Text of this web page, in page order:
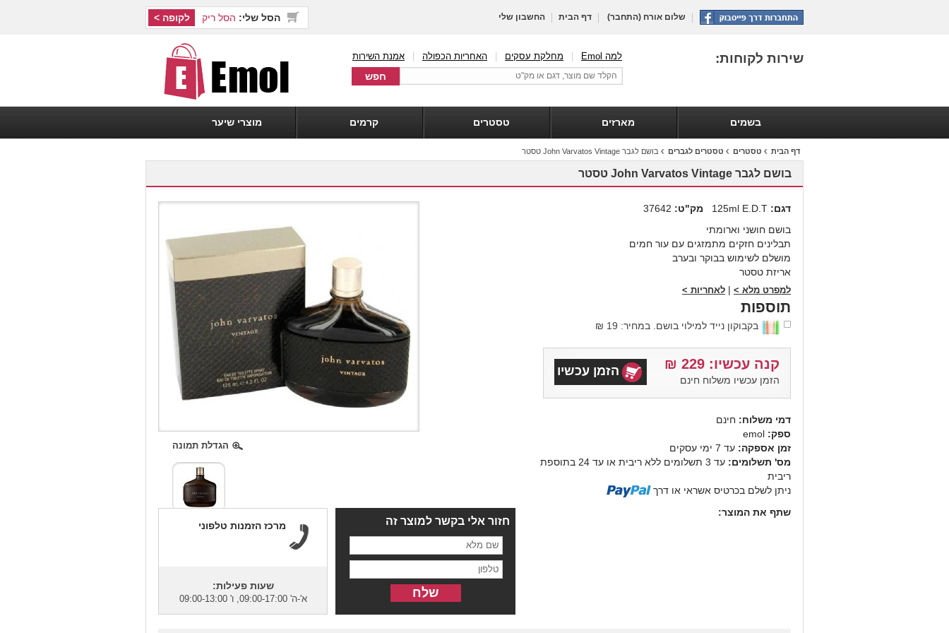
שלום אורח (התחבר) דף הבית החשבון שלי הסל שלי: הסל ריק לקופה >
שירות לקוחות: למה Emol מחלקת עסקים האחריות הכפולה אמנת השירות
מוצרי שיער קרמים טסטרים מארזים בשמים
דף הבית טסטרים טסטרים לגברים בושם לגבר John Varvatos Vintage טסטר
בושם לגבר John Varvatos Vintage טסטר
הגדלת תמונה
מרכז הזמנות טלפוני
שעות פעילות:
א'-ה' 09:00-17:00, ו' 09:00-13:00
חזור אלי בקשר למוצר זה
דגם: 125ml E.D.T מק"ט: 37642
בושם חושני וארומתי
תבלינים חזקים מתמזגים עם עור חמים
מושלם לשימוש בבוקר ובערב
אריזת טסטר
למפרט מלא > | לאחריות >
תוספות
בקבוקון נייד למילוי בושם. במחיר: 19 ₪
קנה עכשיו: 229
₪
הזמן עכשיו משלוח חינם
הזמן עכשיו
דמי משלוח: חינם
ספק:
זמן אספקה: עד 7 ימי עסקים
מס' תשלומים:
עד 3 תשלומים ללא ריבית או עד 24 בתוספת
ריבית
ניתן לשלם בכרטיס אשראי או דרך
שתף את המוצר: